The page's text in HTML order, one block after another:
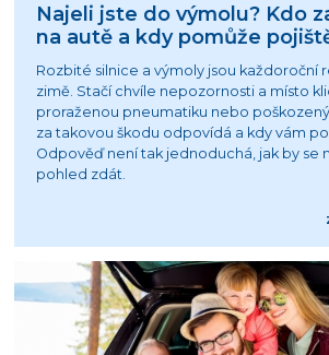
Najeli jste do výmolu? Kdo
na autě a kdy pomůže
Rozbité silnice a výmoly jsou každoroční
zimě. Stačí chvíle nepozornosti a místo
proraženou pneumatiku nebo
za takovou škodu odpovídá a kdy vám
Odpověď není tak jednoduchá, jak by se
pohled zdát.